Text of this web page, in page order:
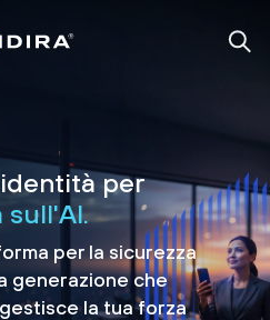
per
sull'AI.
per la sicurezza
generazione che
gestisce la tua forza